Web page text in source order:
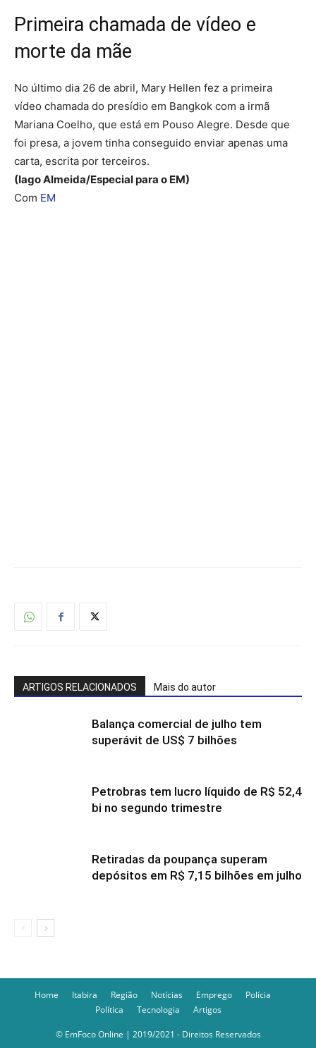
Primeira chamada de vídeo e
morte da mãe
No último dia 26 de abril, Mary Hellen fez a primeira
vídeo chamada do presídio em Bangkok com a irmã
Mariana Coelho, que está em Pouso Alegre. Desde que
foi presa, a jovem tinha conseguido enviar apenas uma
carta, escrita por terceiros.
(Iago Almeida/Especial para o EM)
Com EM
ARTIGOS RELACIONADOS Mais do autor
Balança comercial de julho tem
superávit de US$ 7 bilhões
Petrobras tem lucro líquido de R$ 52,4
bi no segundo trimestre
Retiradas da poupança superam
depósitos em R$ 7,15 bilhões em julho
Home Itabira Região Notícias Emprego
Polícia
Política
Tecnologia Artigos
© EmFoco Online | 2019/2021 - Direitos Reservados